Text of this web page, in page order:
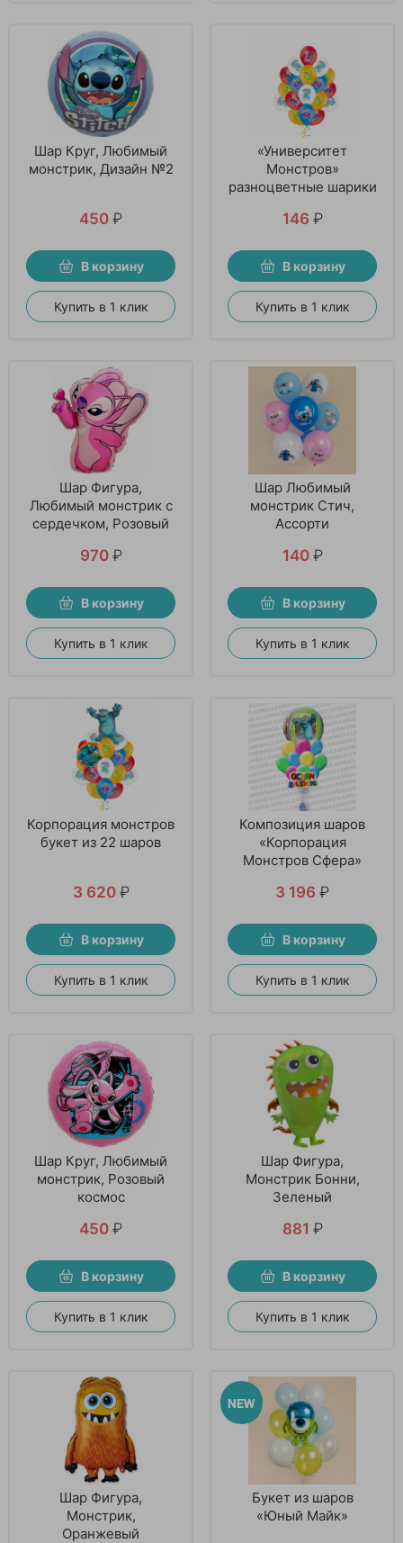
Шар Круг, Любимый
монстрик, Дизайн №2
450 ₽
В корзину
Купить в 1 клик
«Университет
Монстров»
разноцветные шарики
146 ₽
В корзину
Купить в 1 клик
Шар Фигура,
Любимый монстрик с
сердечком, Розовый
970 ₽
В корзину
Купить в 1 клик
Шар Любимый
монстрик Стич,
Ассорти
140 ₽
В корзину
Купить в 1 клик
Корпорация монстров
букет из 22 шаров
3 620 ₽
В корзину
Купить в 1 клик
Композиция шаров
«Корпорация
Монстров Сфера»
3 196 ₽
В корзину
Купить в 1 клик
Шар Круг, Любимый
монстрик, Розовый
космос
450 ₽
В корзину
Купить в 1 клик
Шар Фигура,
Монстрик Бонни,
Зеленый
881 ₽
В корзину
Купить в 1 клик
Шар Фигура,
Монстрик,
Оранжевый
Букет из шаров
«Юный Майк»